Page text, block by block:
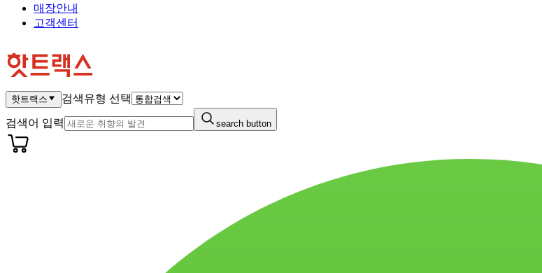
매장안내
고객센터
핫트랙스 검색유형 선택
검색어 입력 search button